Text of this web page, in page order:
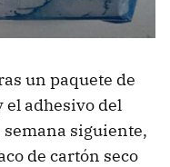
un paquete de
el adhesivo del
semana siguiente,
de cartón seco